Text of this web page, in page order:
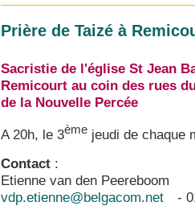
Prière de Taizé à
Sacristie de l'église St Jean
Remicourt au coin des rues
de la Nouvelle Percée
A 20h, le 3ème jeudi de chaque
Contact :
Etienne van den Peereboom
vdp.etienne@belgacom.net
-